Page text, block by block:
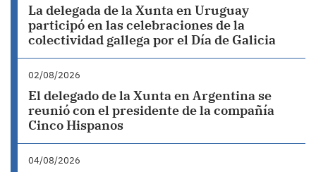
La delegada de la Xunta en Uruguay
participó en las celebraciones de la
colectividad gallega por el Día de Galicia
02/08/2026
El delegado de la Xunta en Argentina se
reunió con el presidente de la compañía
Cinco Hispanos
04/08/2026